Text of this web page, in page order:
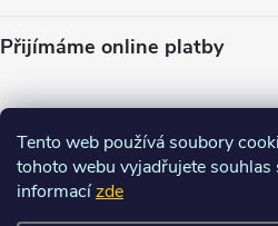
Tento web používá soubory
tohoto webu vyjadřujete
informacízde
Přijímáme online platby